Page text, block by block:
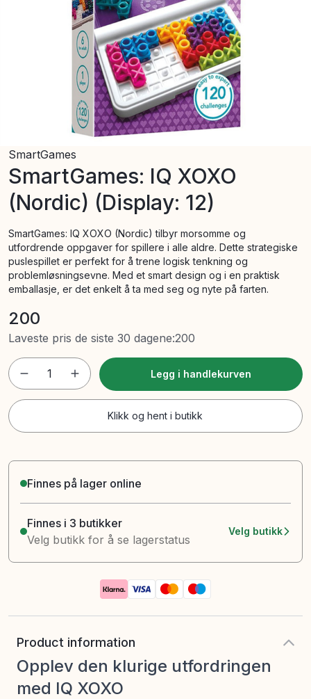
SmartGames
SmartGames: IQ XOXO
(Nordic) (Display: 12)
SmartGames: IQ XOXO (Nordic) tilbyr morsomme og
utfordrende oppgaver for spillere i alle aldre. Dette strategiske
puslespillet er perfekt for å trene logisk tenkning og
problemløsningsevne. Med et smart design og i en praktisk
emballasje, er det enkelt å ta med seg og nyte på farten.
200
Laveste pris de siste 30 dagene:200
1 Legg i handlekurven
Klikk og hent i butikk
Finnes på lager online
Finnes i 3 butikker
Velg butikk for å se lagerstatus
Velg butikk
Product information
Opplev den klurige utfordringen
med IQ XOXO